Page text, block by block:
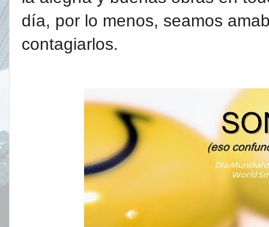
día, por lo menos, seamos
contagiarlos.